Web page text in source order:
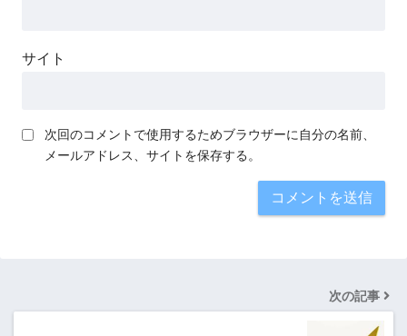
サイト
次回のコメントで使用するためブラウザーに自分の名前、
メールアドレス、サイトを保存する。
次の記事